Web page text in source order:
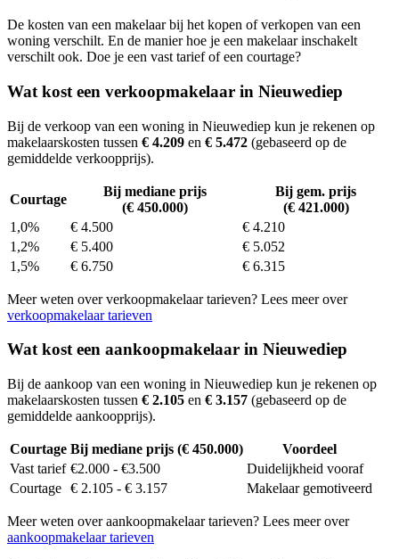
De kosten van een makelaar bij het kopen of verkopen van een
woning verschilt. En de manier hoe je een makelaar inschakelt
verschilt ook. Doe je een vast tarief of een courtage?
Wat kost een verkoopmakelaar in Nieuwediep
Bij de verkoop van een woning in Nieuwediep kun je rekenen op
makelaarskosten tussen € 4.209 en € 5.472 (gebaseerd op de
gemiddelde verkoopprijs).
Courtage
Bij mediane prijs
(€ 450.000)
Bij gem. prijs
(€ 421.000)
1,0%
€ 4.500
€ 4.210
1,2%
€ 5.400
€ 5.052
1,5%
€ 6.750 € 6.315
Meer weten over verkoopmakelaar tarieven? Lees meer over
verkoopmakelaar tarieven
Wat kost een aankoopmakelaar in Nieuwediep
Bij de aankoop van een woning in Nieuwediep kun je rekenen op
makelaarskosten tussen € 2.105 en € 3.157 (gebaseerd op de
gemiddelde aankoopprijs).
Courtage Bij mediane prijs (€ 450.000)
Voordeel
Vast tarief €2.000 - €3.500
Duidelijkheid vooraf
Courtage € 2.105 - € 3.157 Makelaar gemotiveerd
Meer weten over aankoopmakelaar tarieven? Lees meer over
aankoopmakelaar tarieven